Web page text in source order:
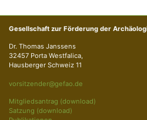
Gesellschaft zur Förderung der
Dr. Thomas Janssens
32457 Porta Westfalica,
Hausberger Schweiz 11
vorsitzender@gefao.de
Mitgliedsantrag (download)
Satzung (download)